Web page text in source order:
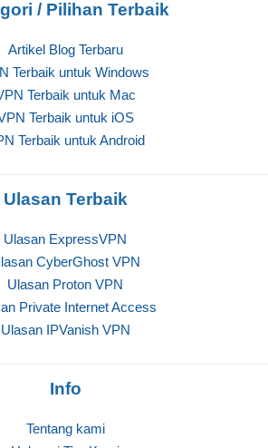
/ Pilihan Terbaik
Artikel Blog Terbaru
Terbaik untuk Windows
Terbaik untuk Mac
Terbaik untuk iOS
Terbaik untuk Android
Ulasan Terbaik
Ulasan ExpressVPN
CyberGhost VPN
Ulasan Proton VPN
Private Internet Access
Ulasan IPVanish VPN
Info
Tentang kami